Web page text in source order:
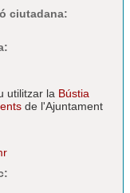
ciutadana:
utilitzar la Bústia
de l'Ajuntament